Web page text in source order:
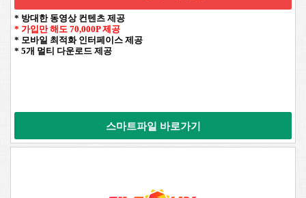
* 방대한 동영상 컨텐츠 제공
* 가입만 해도 70,000P 제공
* 모바일 최적화 인터페이스 제공
* 5개 멀티 다운로드 제공
스마트파일 바로가기